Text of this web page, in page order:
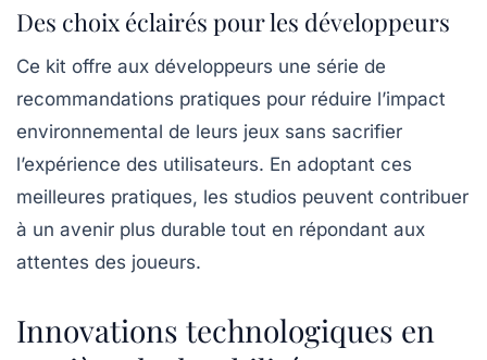
Des choix éclairés pour les développeurs
Ce kit offre aux développeurs une série de
recommandations pratiques pour réduire l’impact
environnemental de leurs jeux sans sacrifier
l’expérience des utilisateurs. En adoptant ces
meilleures pratiques, les studios peuvent contribuer
à un avenir plus durable tout en répondant aux
attentes des joueurs.
Innovations technologiques en